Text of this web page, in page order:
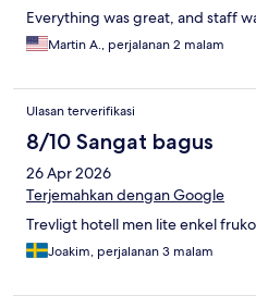
Everything was great, and staff
Martin A., perjalanan 2 malam
Ulasan terverifikasi
8/10 Sangat bagus
26 Apr 2026
Terjemahkan dengan Google
Trevligt hotell men lite enkel
Joakim, perjalanan 3 malam